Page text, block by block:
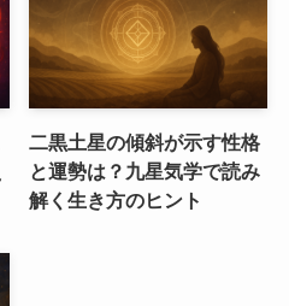
二黒土星の傾斜が示す性格
と運勢は？九星気学で読み
解く生き方のヒント